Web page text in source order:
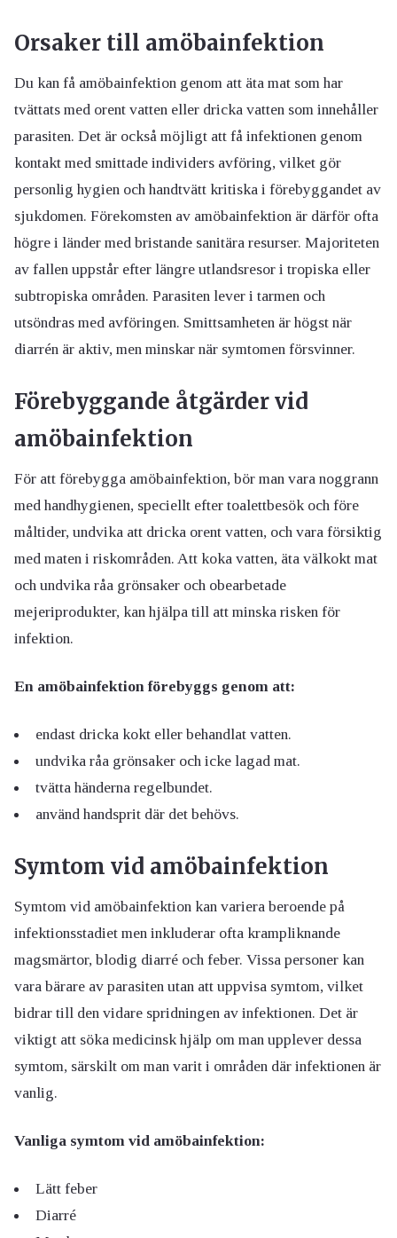
Orsaker till amöbainfektion
Du kan få amöbainfektion genom att äta mat som har
tvättats med orent vatten eller dricka vatten som innehåller
parasiten. Det är också möjligt att få infektionen genom
kontakt med smittade individers avföring, vilket gör
personlig hygien och handtvätt kritiska i förebyggandet av
sjukdomen. Förekomsten av amöbainfektion är därför ofta
högre i länder med bristande sanitära resurser. Majoriteten
av fallen uppstår efter längre utlandsresor i tropiska eller
subtropiska områden. Parasiten lever i tarmen och
utsöndras med avföringen. Smittsamheten är högst när
diarrén är aktiv, men minskar när symtomen försvinner.
Förebyggande åtgärder vid
amöbainfektion
För att förebygga amöbainfektion, bör man vara noggrann
med handhygienen, speciellt efter toalettbesök och före
måltider, undvika att dricka orent vatten, och vara försiktig
med maten i riskområden. Att koka vatten, äta välkokt mat
och undvika råa grönsaker och obearbetade
mejeriprodukter, kan hjälpa till att minska risken för
infektion.
En amöbainfektion förebyggs genom att:
endast dricka kokt eller behandlat vatten.
undvika råa grönsaker och icke lagad mat.
tvätta händerna regelbundet.
använd handsprit där det behövs.
Symtom vid amöbainfektion
Symtom vid amöbainfektion kan variera beroende på
infektionsstadiet men inkluderar ofta krampliknande
magsmärtor, blodig diarré och feber. Vissa personer kan
vara bärare av parasiten utan att uppvisa symtom, vilket
bidrar till den vidare spridningen av infektionen. Det är
viktigt att söka medicinsk hjälp om man upplever dessa
symtom, särskilt om man varit i områden där infektionen är
vanlig.
Vanliga symtom vid amöbainfektion:
Lätt feber
Diarré